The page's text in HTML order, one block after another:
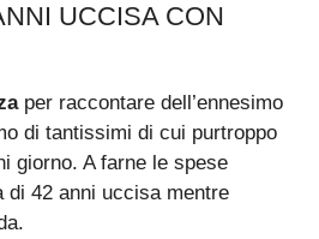
UCCISA CON
per raccontare dell’ennesimo
di tantissimi di cui purtroppo
giorno. A farne le spese
di 42 anni uccisa mentre